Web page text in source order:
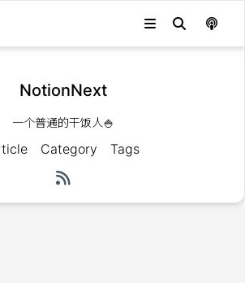
NotionNext
一个普通的干饭人🍚
Category Tags